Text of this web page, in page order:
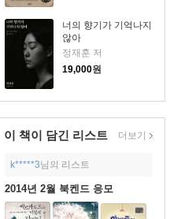
너의 향기가 기억나지
않아
정재훈 저
19,000원
이 책이 담긴 리스트 더보기
k*****3님의 리스트
2014년 2월 북켄드 응모